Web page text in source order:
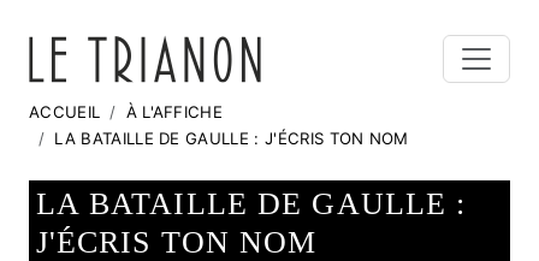
ACCUEIL
À L'AFFICHE
LA BATAILLE DE GAULLE : J'ÉCRIS TON NOM
LA BATAILLE DE GAULLE :
J'ÉCRIS TON NOM